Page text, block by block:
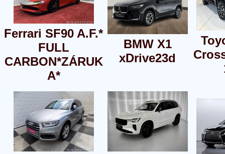
Ferrari SF90 A.F.*
FULL
CARBON*ZÁRUK
A*
BMW X1
xDrive23d